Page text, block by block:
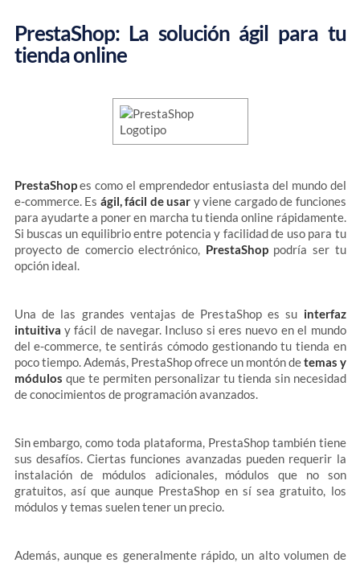
PrestaShop: La solución ágil para tu
tienda online
PrestaShopes como el emprendedor entusiasta del mundo del
e-commerce. Es ágil, fácil de usar y viene cargado de funciones
para ayudarte a poner en marcha tu tienda online rápidamente.
Si buscas un equilibrio entre potencia y facilidad de uso para tu
proyecto de comercio electrónico, PrestaShoppodría ser tu
opción ideal.
Una de las grandes ventajas de PrestaShop es su interfaz
intuitiva y fácil de navegar. Incluso si eres nuevo en el mundo
del e-commerce, te sentirás cómodo gestionando tu tienda en
poco tiempo. Además, PrestaShop ofrece un montón detemas y
módulos que te permiten personalizar tu tienda sin necesidad
de conocimientos de programación avanzados.
Sin embargo, como toda plataforma, PrestaShop también tiene
sus desafíos. Ciertas funciones avanzadas pueden requerir la
instalación de módulos adicionales, módulos que no son
gratuitos, así que aunque PrestaShop en sí sea gratuito, los
módulos y temas suelen tener un precio.
Además, aunque es generalmente rápido, un alto volumen de